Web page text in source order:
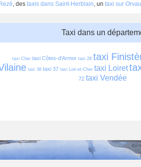
, des taxis dans Saint-Herblain, un taxi sur
Taxi dans un
taxi Cher taxi Côtes-d'Armor taxi 28 taxi
taxi 36 taxi 37 taxi Loir-et-Cher taxi Loiret
72 taxi Vendée